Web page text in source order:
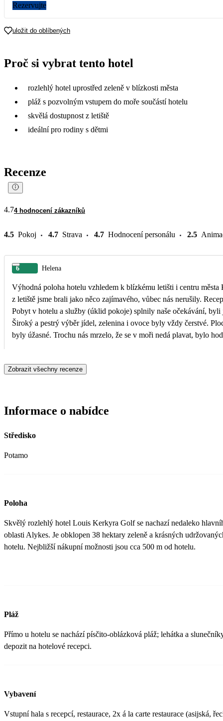
19 20 21 22 23
Rezervujte
uložit do oblíbených
Proč si vybrat tento hotel
rozlehlý hotel uprostřed zeleně v blízkosti města
pláž s pozvolným vstupem do moře součástí hotelu
skvělá dostupnost z letiště
ideální pro rodiny s dětmi
Recenze
4.74 hodnocení zákazníků
4.5 Pokoj 4.7 Strava 4.7 Hodnocení personálu 2.5
6 Helena
Výhodná poloha hotelu vzhledem k blízkému letišti i centru města
z letiště jsme brali jako něco zajímavého, vůbec nás nerušily.
Pobyt v hotelu a služby (úklid pokoje) splnily naše očekávání,
Široký a pestrý výběr jídel, zelenina i ovoce byly vždy čerstvé.
byly úžasné. Trochu nás mrzelo, že se v moři nedá plavat, bylo
Zobrazit všechny recenze
Informace o nabídce
Středisko
Potamo
Poloha
Skvělý rozlehlý hotel Louis Kerkyra Golf se nachazí nedaleko
oblasti Alykes. Je obklopen 38 hektary zeleně a krásných
hotelu. Nejbližší nákupní možnosti jsou cca 500 m od hotelu.
Pláž
Přímo u hotelu se nachází písčito-oblázková pláž; lehátka a
depozit na hotelové recepci.
Vybavení
Vstupní hala s recepcí, restaurace, 2x á la carte restaurace (asijská,